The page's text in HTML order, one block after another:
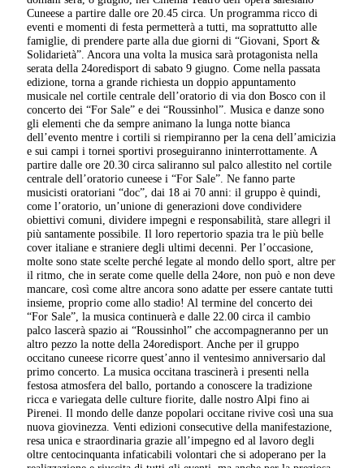
Cuneese a partire dalle ore 20.45 circa. Un programma ricco di
eventi e momenti di festa permetterà a tutti, ma soprattutto alle
famiglie, di prendere parte alla due giorni di “Giovani, Sport &
Solidarietà”. Ancora una volta la musica sarà protagonista nella
serata della 24oredisport di sabato 9 giugno. Come nella passata
edizione, torna a grande richiesta un doppio appuntamento
musicale nel cortile centrale dell’oratorio di via don Bosco con il
concerto dei “For Sale” e dei “Roussinhol”. Musica e danze sono
gli elementi che da sempre animano la lunga notte bianca
dell’evento mentre i cortili si riempiranno per la cena dell’amicizia
e sui campi i tornei sportivi proseguiranno ininterrottamente. A
partire dalle ore 20.30 circa saliranno sul palco allestito nel cortile
centrale dell’oratorio cuneese i “For Sale”. Ne fanno parte
musicisti oratoriani “doc”, dai 18 ai 70 anni: il gruppo è quindi,
come l’oratorio, un’unione di generazioni dove condividere
obiettivi comuni, dividere impegni e responsabilità, stare allegri il
più santamente possibile. Il loro repertorio spazia tra le più belle
cover italiane e straniere degli ultimi decenni. Per l’occasione,
molte sono state scelte perché legate al mondo dello sport, altre per
il ritmo, che in serate come quelle della 24ore, non può e non deve
mancare, così come altre ancora sono adatte per essere cantate tutti
insieme, proprio come allo stadio! Al termine del concerto dei
“For Sale”, la musica continuerà e dalle 22.00 circa il cambio
palco lascerà spazio ai “Roussinhol” che accompagneranno per un
altro pezzo la notte della 24oredisport. Anche per il gruppo
occitano cuneese ricorre quest’anno il ventesimo anniversario dal
primo concerto. La musica occitana trascinerà i presenti nella
festosa atmosfera del ballo, portando a conoscere la tradizione
ricca e variegata delle culture fiorite, dalle nostro Alpi fino ai
Pirenei. Il mondo delle danze popolari occitane rivive così una sua
nuova giovinezza. Venti edizioni consecutive della manifestazione,
resa unica e straordinaria grazie all’impegno ed al lavoro degli
oltre centocinquanta infaticabili volontari che si adoperano per la